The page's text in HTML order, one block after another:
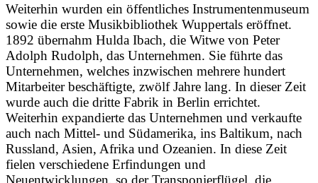
Weiterhin wurden ein öffentliches Instrumentenmuseum
sowie die erste Musikbibliothek Wuppertals eröffnet.
1892 übernahm Hulda Ibach, die Witwe von Peter
Adolph Rudolph, das Unternehmen. Sie führte das
Unternehmen, welches inzwischen mehrere hundert
Mitarbeiter beschäftigte, zwölf Jahre lang. In dieser Zeit
wurde auch die dritte Fabrik in Berlin errichtet.
Weiterhin expandierte das Unternehmen und verkaufte
auch nach Mittel- und Südamerika, ins Baltikum, nach
Russland, Asien, Afrika und Ozeanien. In diese Zeit
fielen verschiedene Erfindungen und
Neuentwicklungen, so der Transponierflügel, die